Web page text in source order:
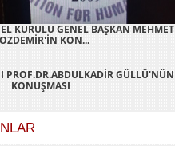
KURULU GENEL BAŞKAN MEHMET
KON...
PROF.DR.ABDULKADİR GÜLLÜ'NÜN
KONUŞMASI